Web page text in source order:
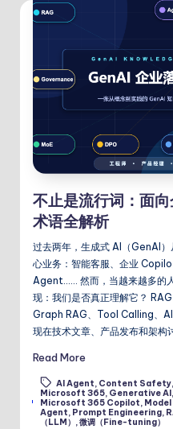
不止是流行词：面
术语全解析
过去两年，生成式 AI（GenAI
心业务：智能客服、企业
Agent…… 然而，当越来越多的
现：我们是否真正理解它？
Graph RAG、Tool Calling、
现在技术文章、产品发布和架构
Read More
Tags:
AI Agent, Content Safety,
Microsoft 365, Generative AI,
Microsoft 365 Copilot,
Agent, Prompt Engineering,
（LLM） ,微调（Fine-tuning）